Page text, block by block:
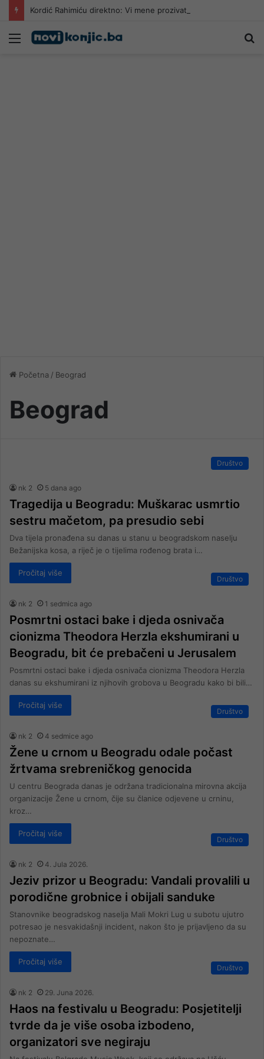
Meni
Početna / Beograd
Beograd
Društvo
nk 2 5 dana ago
Tragedija u Beogradu: Muškarac usmrtio
sestru mačetom, pa presudio sebi
Dva tijela pronađena su danas u stanu u beogradskom naselju
Bežanijska kosa, a riječ je o tijelima rođenog brata i…
Pročitaj više
Društvo
nk 2 1 sedmica ago
Posmrtni ostaci bake i djeda osnivača
cionizma Theodora Herzla ekshumirani u
Beogradu, bit će prebačeni u Jerusalem
Posmrtni ostaci bake i djeda osnivača cionizma Theodora Herzla
danas su ekshumirani iz njihovih grobova u Beogradu kako bi bili…
Pročitaj više
Društvo
nk 2 4 sedmice ago
Žene u crnom u Beogradu odale počast
žrtvama srebreničkog genocida
U centru Beograda danas je održana tradicionalna mirovna akcija
organizacije Žene u crnom, čije su članice odjevene u crninu,
kroz…
Pročitaj više
Društvo
nk 2 4. Jula 2026.
Jeziv prizor u Beogradu: Vandali provalili u
porodične grobnice i obijali sanduke
Stanovnike beogradskog naselja Mali Mokri Lug u subotu ujutro
potresao je nesvakidašnji incident, nakon što je prijavljeno da su
nepoznate…
Pročitaj više
Društvo
nk 2 29. Juna 2026.
Haos na festivalu u Beogradu: Posjetitelji
tvrde da je više osoba izbodeno,
organizatori sve negiraju